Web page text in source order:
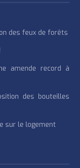
des feux de forêts
amende record à
des bouteilles
sur le logement